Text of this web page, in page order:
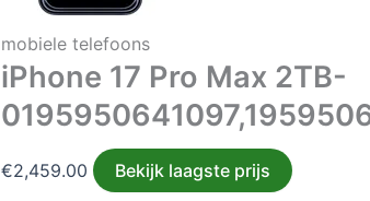
mobiele telefoons
iPhone 17 Pro Max 2TB-
€2,459.00 Bekijk laagste prijs